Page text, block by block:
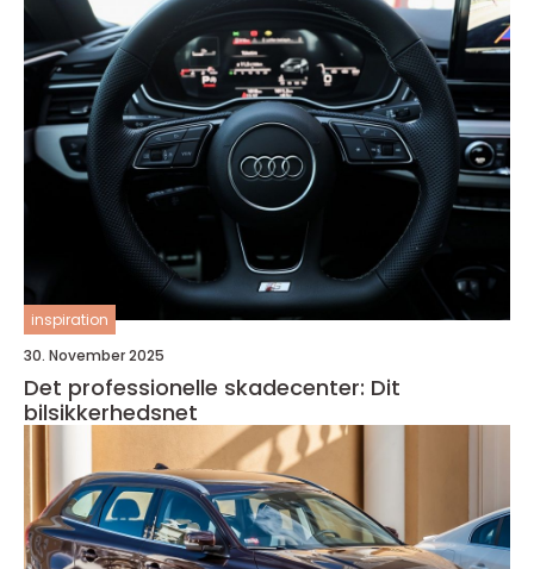
inspiration
30. November 2025
Det professionelle skadecenter: Dit
bilsikkerhedsnet